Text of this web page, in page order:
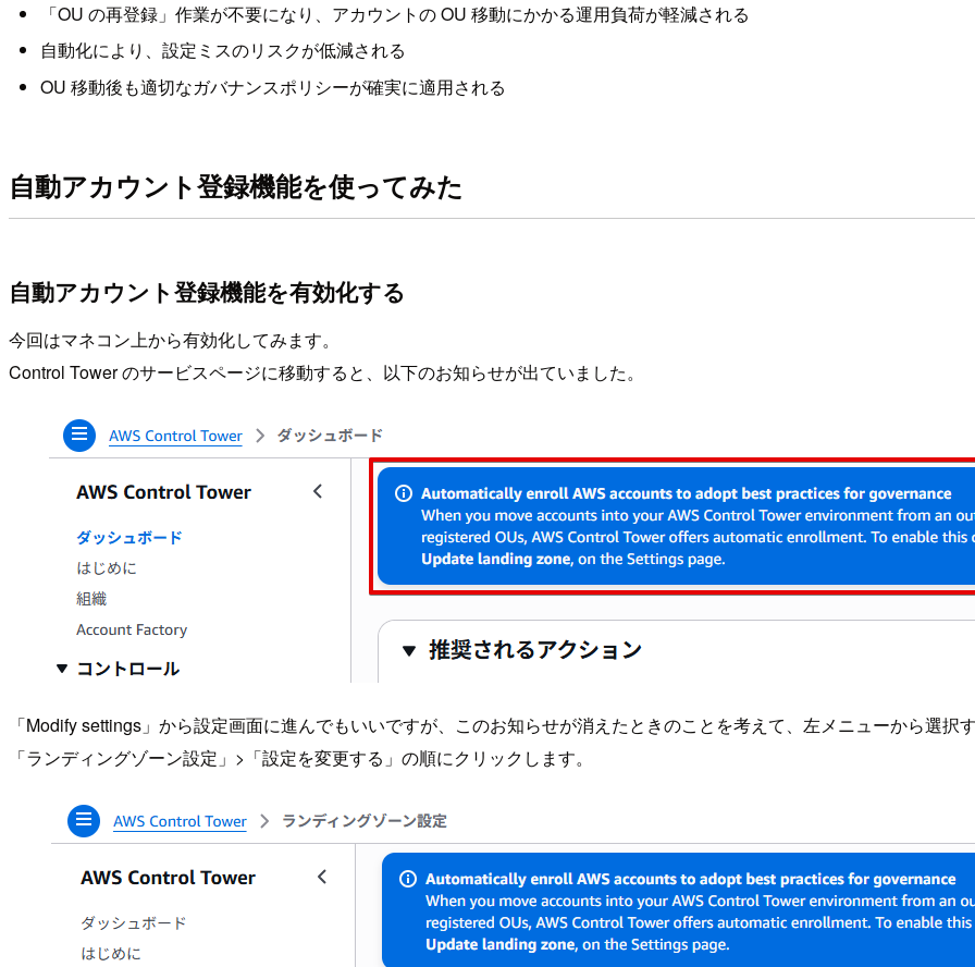
「OU の再登録」作業が不要になり、アカウントの OU 移動にかかる運用負荷が軽減される
自動化により、設定ミスのリスクが低減される
OU 移動後も適切なガバナンスポリシーが確実に適用される
自動アカウント登録機能を使ってみた
自動アカウント登録機能を有効化する
今回はマネコン上から有効化してみます。
Control Tower のサービスページに移動すると、以下のお知らせが出ていました。
「Modify settings」から設定画面に進んでもいいですが、このお知らせが消えたときのことを考えて、左メニューから選択
「ランディングゾーン設定」>「設定を変更する」の順にクリックします。